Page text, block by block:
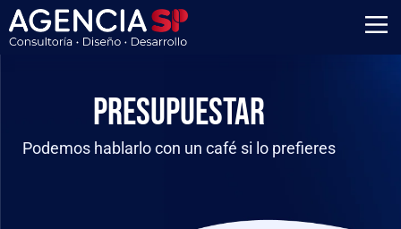
Presupuestar
Podemos hablarlo con un café si lo prefieres